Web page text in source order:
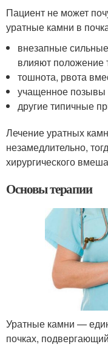
Пациент не может
уратные камни в
внезапные
влияют положение
тошнота, рвота
учащенное
другие типичные
Лечение уратных
незамедлительно,
хирургического
Основы терапии
Уратные камни —
почках,